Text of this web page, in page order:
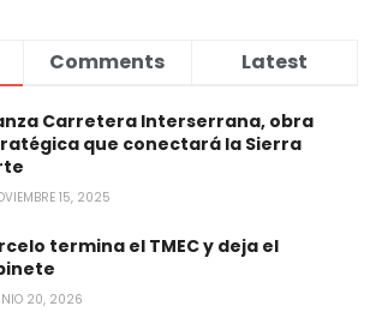
Comments Latest
Carretera Interserrana, obra
que conectará la Sierra
15, 2025
termina el TMEC y deja el
20, 2026